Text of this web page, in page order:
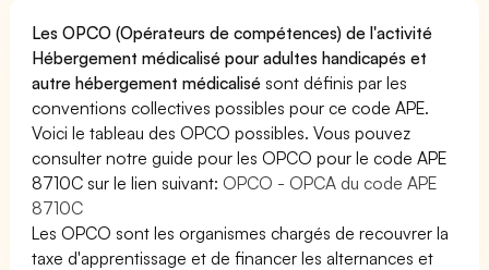
Les OPCO (Opérateurs de compétences) de l'activité
Hébergement médicalisé pour adultes handicapés et
autre hébergement médicalisé sont définis par les
conventions collectives possibles pour ce code APE.
Voici le tableau des OPCO possibles. Vous pouvez
consulter notre guide pour les OPCO pour le code APE
8710C sur le lien suivant: OPCO - OPCA du code APE
8710C
Les OPCO sont les organismes chargés de recouvrer la
taxe d'apprentissage et de financer les alternances et